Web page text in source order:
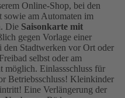
Online-Shop, bei den
am Automaten im
Die Saisonkarte mit
gegen Vorlage einer
den Stadtwerken vor Ort oder
selbst oder am
möglich. Einlassschluss für
Betriebsschluss! Kleinkinder
Eine Verlängerung der